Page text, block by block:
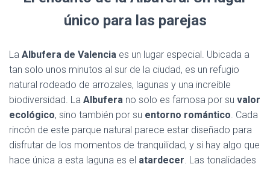
único para las parejas
La Albufera de Valencia es un lugar especial. Ubicada a
tan solo unos minutos al sur de la ciudad, es un refugio
natural rodeado de arrozales, lagunas y una increíble
biodiversidad. La Albufera no solo es famosa por su valor
ecológico, sino también por su entorno romántico. Cada
rincón de este parque natural parece estar diseñado para
disfrutar de los momentos de tranquilidad, y si hay algo que
hace única a esta laguna es el atardecer. Las tonalidades